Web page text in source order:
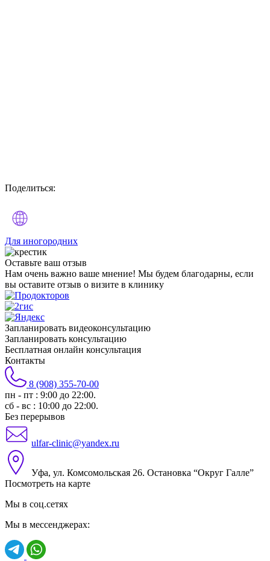
Поделиться:
Для иногородних
Оставьте ваш отзыв
Нам очень важно ваше мнение! Мы будем благодарны, если
вы оставите отзыв о визите в клинику
Запланировать видеоконсультацию
Запланировать консультацию
Бесплатная онлайн консультация
Контакты
8 (908) 355-70-00
пн - пт : 9:00 до 22:00.
сб - вс : 10:00 до 22:00.
Без перерывов
ulfar-clinic@yandex.ru
Уфа, ул. Комсомольская 26. Остановка “Округ Галле”
Посмотреть на карте
Мы в соц.сетях
Мы в мессенджерах: